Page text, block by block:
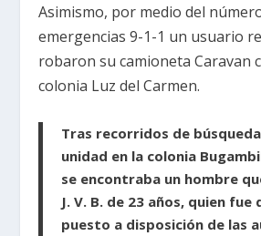
Asimismo, por medio del
emergencias 9-1-1 un usuario
robaron su camioneta Caravan
colonia Luz del Carmen.
Tras recorridos de
unidad en la colonia
se encontraba un hombre
J. V. B. de 23 años, quien
puesto a disposición de las